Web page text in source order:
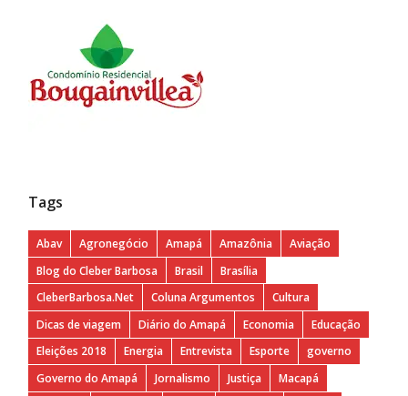
Tags
Abav Agronegócio Amapá Amazônia
Aviação
Blog do Cleber Barbosa
Brasil
Brasília
CleberBarbosa.Net
Coluna Argumentos
Cultura
Dicas de viagem
Diário do Amapá Economia
Educação
Eleições 2018
Energia Entrevista Esporte
governo
Governo do Amapá
Jornalismo Justiça
Macapá